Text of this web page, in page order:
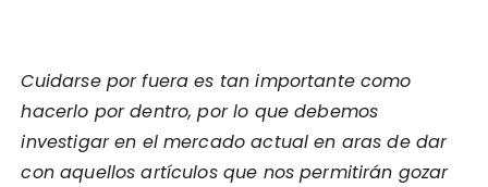
Cuidarse por fuera es tan importante como
hacerlo por dentro, por lo que debemos
investigar en el mercado actual en aras de dar
con aquellos artículos que nos permitirán gozar